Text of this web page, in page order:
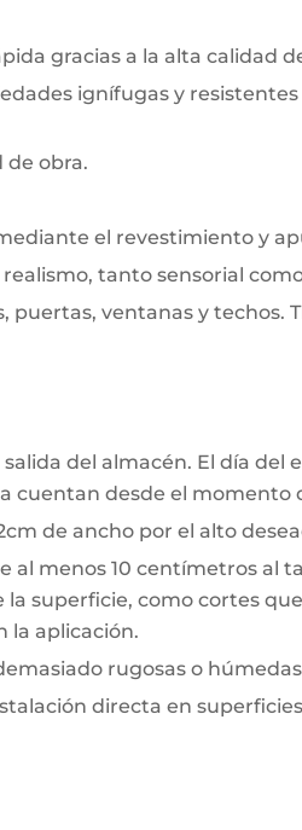
gracias a la alta calidad
ignífugas y
de obra.
el revestimiento y
tanto sensorial
puertas, ventanas y
del almacén. El día
cuentan desde el
de ancho por el alto
menos 10 centímetros al
superficie, como cortes
la aplicación.
rugosas o
directa en